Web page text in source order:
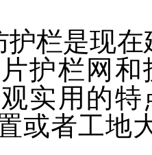
护栏是现
护栏网
实用的
或者工地